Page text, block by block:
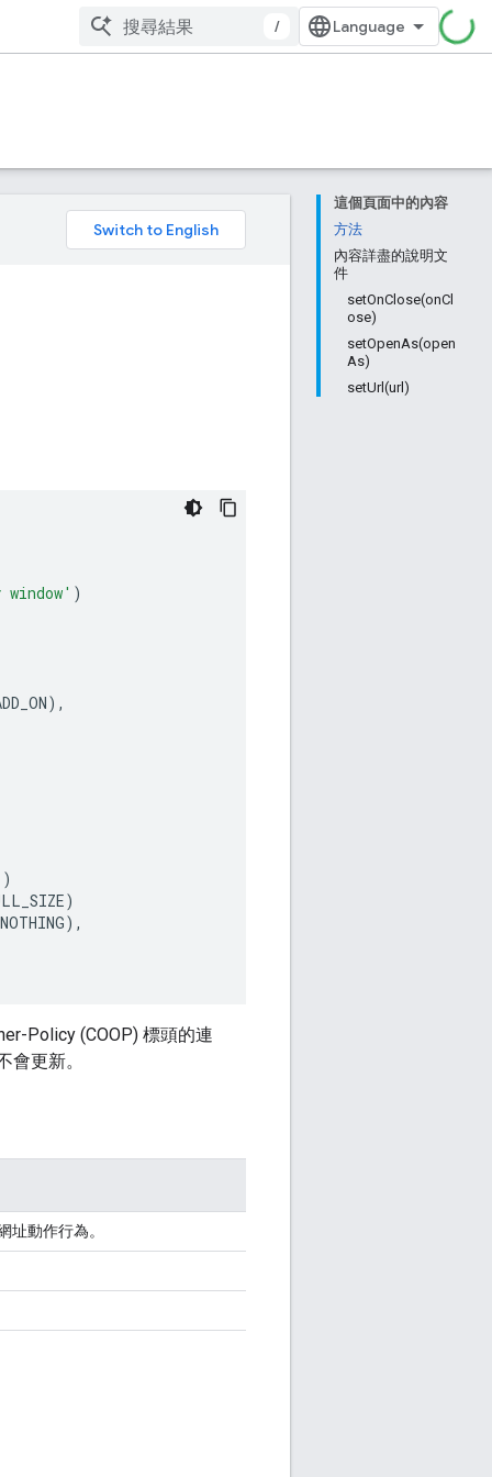
/
這個頁面中的內容
方法
內容詳盡的說明文
件
setOnClose(onCl
ose)
setOpenAs(open
As)
setUrl(url)
)
),
)
)
NOTHING),
Policy (COOP) 標頭的連
更新。
址動作行為。